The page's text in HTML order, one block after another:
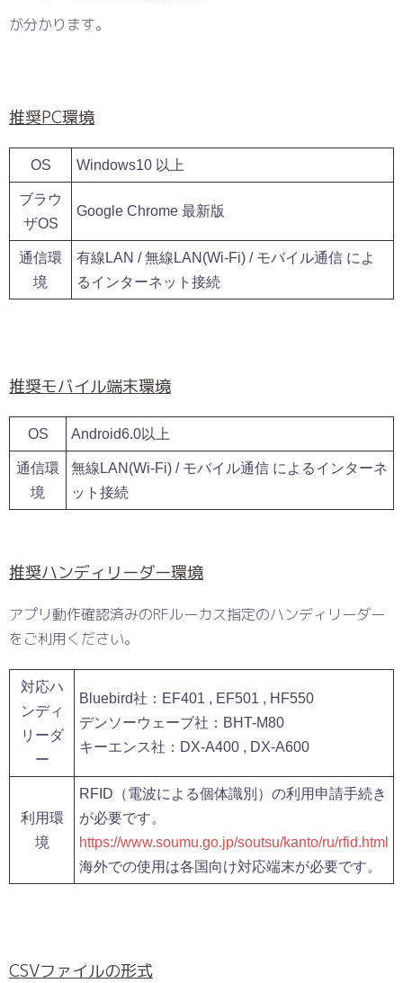
が分かります。
推奨PC環境
OS Windows10 以上
ブラウ
ザOS
Google Chrome 最新版
通信環
境
有線LAN / 無線LAN(Wi-Fi) / モバイル通信 によ
るインターネット接続
推奨モバイル端末環境
OS Android6.0以上
通信環
境
無線LAN(Wi-Fi) / モバイル通信 によるインターネ
ット接続
推奨ハンディリーダー環境
アプリ動作確認済みのRFルーカス指定のハンディリーダー
をご利用ください。
対応ハ
ンディ
リーダ
ー
Bluebird社：EF401 , EF501 , HF550
デンソーウェーブ社：BHT-M80
キーエンス社：DX-A400 , DX-A600
利用環
境
RFID（電波による個体識別）の利用申請手続き
が必要です。
https://www.soumu.go.jp/soutsu/kanto/ru/rfid.html
海外での使用は各国向け対応端末が必要です。
CSVファイルの形式